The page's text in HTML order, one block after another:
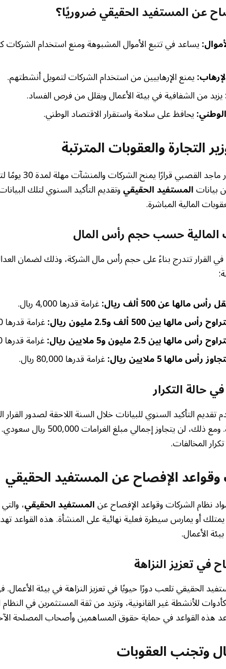
عن المستفيد الحقيقي ضروريًا؟
يساعد في تتبع الأموال المشبوهة ومنع استخدام
يمنع الإرهابيين من استخدام الشركات لتمويل أنشطتهم.
يزيد من الشفافية في بيئة الأعمال ويقلل من فرص الفساد.
يحافظ على سلامة واستقرار الاقتصاد الوطني.
التجارة والعقوبات المترتبة
أصدر وزير التجارة
بياناتالمستفيد الحقيقيوتقديم التأكيد السنوي لتلك
المالية المباشرة.
المالية حسب حجم رأس المال
في القرار تتدرج بناءً على حجم رأس مال الشركة، وذلك لضمان
عن 500 ألف ريال:
غرامة قدرها 4,000 ريال.
بين 500 ألف و2.5 مليون ريال:
غرامة قدرها 20,000 ريال.
بين 2.5 مليون و5 ملايين ريال:
غرامة قدرها 40,000 ريال.
مالها 5 ملايين ريال:
غرامة قدرها 80,000 ريال.
حالة التكرار
تقديم التأكيد السنوي للبيانات خلال السنة اللاحقة لصدور
مضاعفة الغرامة المقررة. ومع ذلك، لن
المخالفات.
الإفصاح عن المستفيد الحقيقي
نظام الشركات وقواعد الإفصاح عنالمستفيد الحقيقي،
أو يمارس سيطرة فعلية نهائية على المنشأة. هذه القواعد
الأعمال.
في تعزيز النزاهة
الحقيقي تلعب دورًا حيويًا في تعزيز النزاهة في بيئة
للأنشطة غير القانونية، وتزيد من ثقة المستثمرين في
هذه القواعد في حماية حقوق المساهمين وأصحاب المصلحة
وتجنب العقوبات